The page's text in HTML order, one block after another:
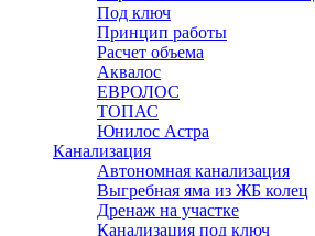
Под ключ
Принцип работы
Расчет объема
Аквалос
ЕВРОЛОС
ТОПАС
Юнилос Астра
Канализация
Автономная канализация
Выгребная яма из ЖБ колец
Дренаж на участке
Канализация под ключ